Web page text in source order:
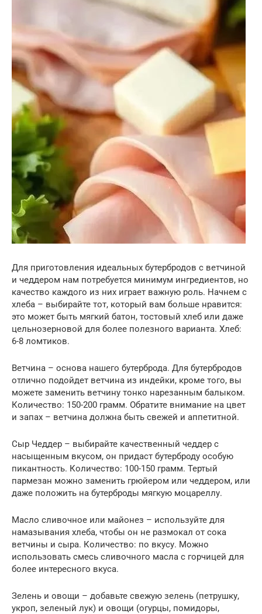
Для приготовления идеальных бутербродов с ветчиной
и чеддером нам потребуется минимум ингредиентов, но
качество каждого из них играет важную роль. Начнем с
хлеба – выбирайте тот, который вам больше нравится:
это может быть мягкий батон, тостовый хлеб или даже
цельнозерновой для более полезного варианта. Хлеб:
6-8 ломтиков.
Ветчина – основа нашего бутерброда. Для бутербродов
отлично подойдет ветчина из индейки, кроме того, вы
можете заменить ветчину тонко нарезанным балыком.
Количество: 150-200 грамм. Обратите внимание на цвет
и запах – ветчина должна быть свежей и аппетитной.
Сыр Чеддер – выбирайте качественный чеддер с
насыщенным вкусом, он придаст бутерброду особую
пикантность. Количество: 100-150 грамм. Тертый
пармезан можно заменить грюйером или чеддером, или
даже положить на бутерброды мягкую моцареллу.
Масло сливочное или майонез – используйте для
намазывания хлеба, чтобы он не размокал от сока
ветчины и сыра. Количество: по вкусу. Можно
использовать смесь сливочного масла с горчицей для
более интересного вкуса.
Зелень и овощи – добавьте свежую зелень (петрушку,
укроп, зеленый лук) и овощи (огурцы, помидоры,